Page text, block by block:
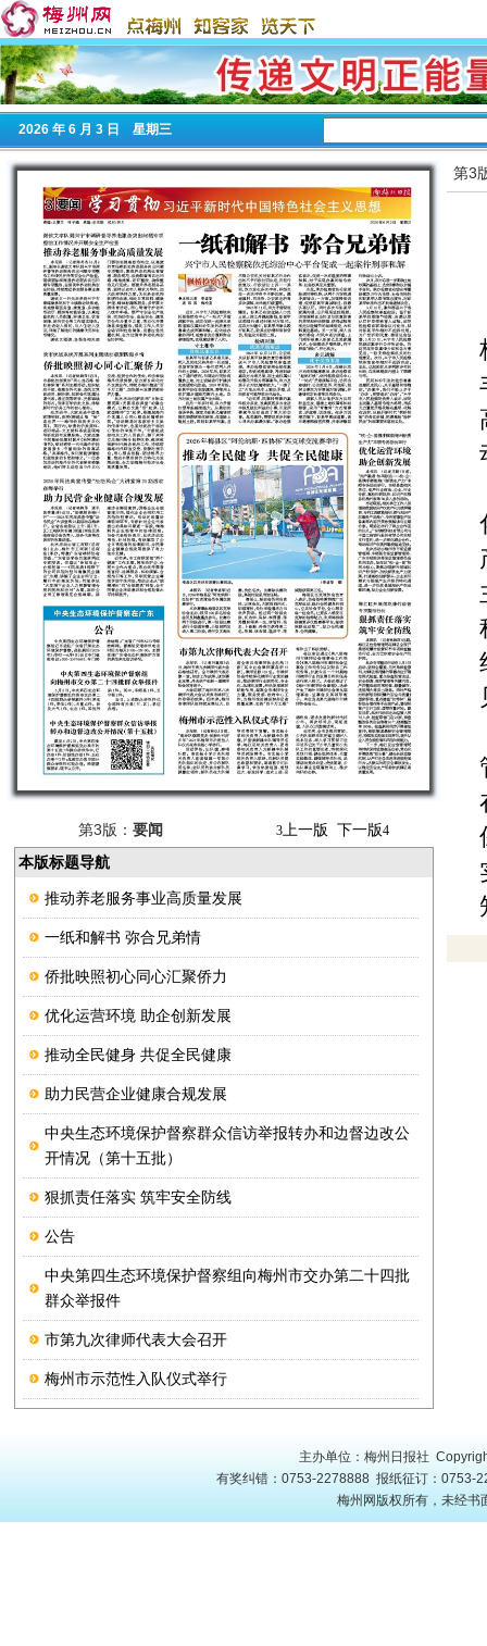
2026 年 6 月 3 日 星期三
第3版： 要闻 3 上一版 下一版4
本版标题导航
推动养老服务事业高质量发展
一纸和解书 弥合兄弟情
侨批映照初心同心汇聚侨力
优化运营环境 助企创新发展
推动全民健身 共促全民健康
助力民营企业健康合规发展
中央生态环境保护督察群众信访举报转办和边督边改公
开情况（第十五批）
狠抓责任落实 筑牢安全防线
公告
中央第四生态环境保护督察组向梅州市交办第二十四批
群众举报件
市第九次律师代表大会召开
梅州市示范性入队仪式举行
第3
主办单位：梅州日报社
有奖纠错：0753-2278888 报纸征订：0753-
梅州网版权所有，未经